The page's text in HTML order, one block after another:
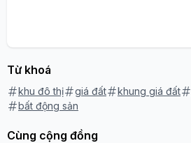
Từ khoá
khu đô thị giá đất khung giá đất
bất động sản
Cùng cộng đồng